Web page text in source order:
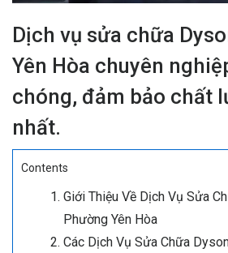
Dịch vụ sửa chữa
Yên Hòa chuyên
chóng, đảm bảo chất
nhất.
Contents
Giới Thiệu Về Dịch Vụ Sửa
Phường Yên Hòa
Các Dịch Vụ Sửa Chữa